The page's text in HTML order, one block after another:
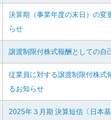
決算期（事業年度の末日）の変
らせ
譲渡制限付株式報酬としての自
従業員に対する譲渡制限付株式
るお知らせ
2025年３月期 決算短信〔日本基